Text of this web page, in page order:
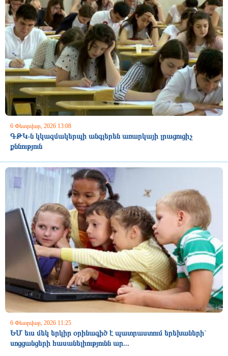
6 Փետրվար, 2026 13:08
ԳԹԿ-ն կկազմակերպի անգլերեն առարկայի լրացուցիչ
քննություն
6 Փետրվար, 2026 11:25
ԵՄ եւս մեկ երկիր օրինագիծ է պատրաստում երեխաների`
սոցցանցերի հասանելիությունն ար...